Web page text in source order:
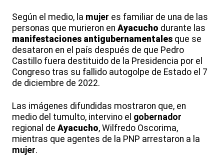
Según el medio, la mujer es familiar de una de las
personas que murieron en Ayacucho durante las
manifestaciones antigubernamentales que se
desataron en el país después de que Pedro
Castillo fuera destituido de la Presidencia por el
Congreso tras su fallido autogolpe de Estado el 7
de diciembre de 2022.
Las imágenes difundidas mostraron que, en
medio del tumulto, intervino el gobernador
regional de Ayacucho, Wilfredo Oscorima,
mientras que agentes de la PNP arrestaron a la
mujer.